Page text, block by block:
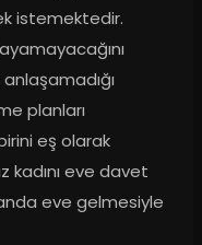
istemektedir.
planları
eş olarak
kadını eve davet
eve gelmesiyle